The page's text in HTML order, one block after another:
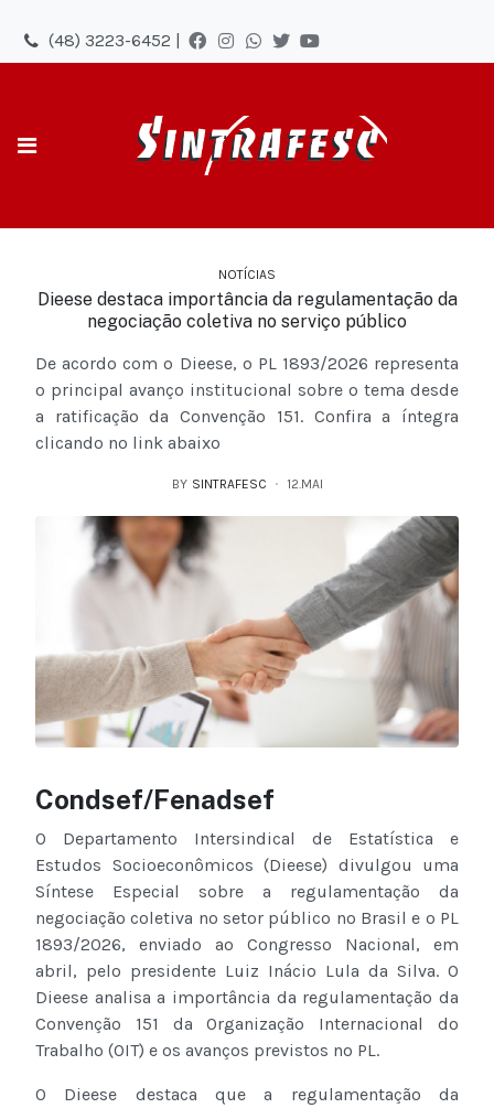
(48) 3223-6452 |
NOTÍCIAS
Dieese destaca importância da regulamentação da
negociação coletiva no serviço público
De acordo com o Dieese, o PL 1893/2026 representa
o principal avanço institucional sobre o tema desde
a ratificação da Convenção 151. Confira a íntegra
clicando no link abaixo
BY SINTRAFESC 12.MAI
Condsef/Fenadsef
O Departamento Intersindical de Estatística e
Estudos Socioeconômicos (Dieese) divulgou uma
Síntese Especial sobre a regulamentação da
negociação coletiva no setor público no Brasil e o PL
1893/2026, enviado ao Congresso Nacional, em
abril, pelo presidente Luiz Inácio Lula da Silva. O
Dieese analisa a importância da regulamentação da
Convenção 151 da Organização Internacional do
Trabalho (OIT) e os avanços previstos no PL.
O Dieese destaca que a regulamentação da